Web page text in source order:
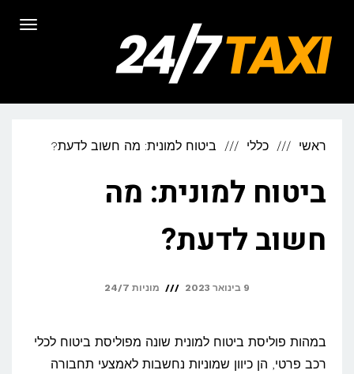
ראשי כללי ביטוח למונית: מה חשוב לדעת?
ביטוח למונית: מה
חשוב לדעת?
9 בינואר 2023 מוניות 24/7
במהות פוליסת ביטוח למונית שונה מפוליסת ביטוח לכלי
רכב פרטי, הן כיוון שמוניות נחשבות לאמצעי תחבורה